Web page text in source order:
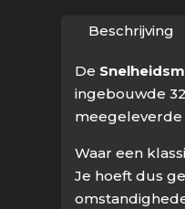
Beschrijving
De
ingebouwde
meegeleverde
Waar een
Je hoeft dus